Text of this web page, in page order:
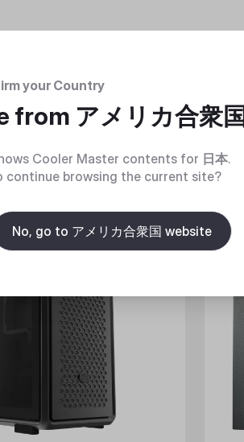
your Country
from アメリカ合衆国
Cooler Master contents for 日本.
continue browsing the current site?
No, go to アメリカ合衆国 website